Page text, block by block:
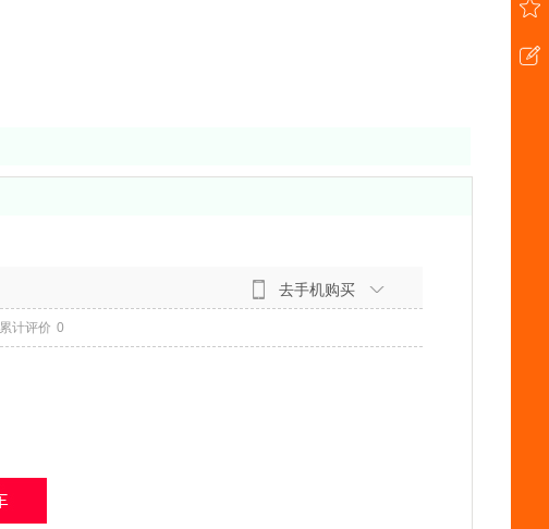
去手机购买
累计评价 0